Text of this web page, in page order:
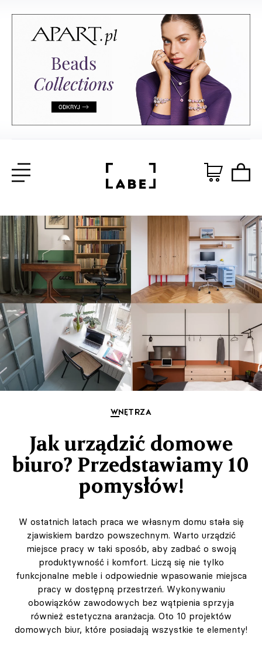
WNĘTRZA
Jak urządzić domowe
biuro? Przedstawiamy 10
pomysłów!
W ostatnich latach praca we własnym domu stała się
zjawiskiem bardzo powszechnym. Warto urządzić
miejsce pracy w taki sposób, aby zadbać o swoją
produktywność i komfort. Liczą się nie tylko
funkcjonalne meble i odpowiednie wpasowanie miejsca
pracy w dostępną przestrzeń. Wykonywaniu
obowiązków zawodowych bez wątpienia sprzyja
również estetyczna aranżacja. Oto 10 projektów
domowych biur, które posiadają wszystkie te elementy!